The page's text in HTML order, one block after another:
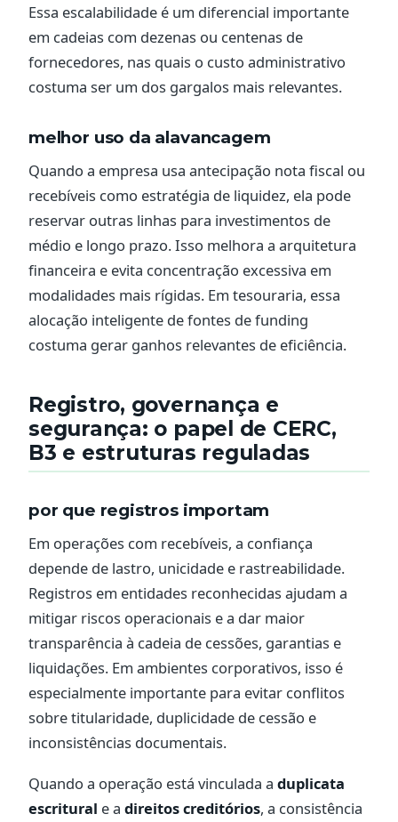
Essa escalabilidade é um diferencial importante
em cadeias com dezenas ou centenas de
fornecedores, nas quais o custo administrativo
costuma ser um dos gargalos mais relevantes.
melhor uso da alavancagem
Quando a empresa usa antecipação nota fiscal ou
recebíveis como estratégia de liquidez, ela pode
reservar outras linhas para investimentos de
médio e longo prazo. Isso melhora a arquitetura
financeira e evita concentração excessiva em
modalidades mais rígidas. Em tesouraria, essa
alocação inteligente de fontes de funding
costuma gerar ganhos relevantes de eficiência.
Registro, governança e
segurança: o papel de CERC,
B3 e estruturas reguladas
por que registros importam
Em operações com recebíveis, a confiança
depende de lastro, unicidade e rastreabilidade.
Registros em entidades reconhecidas ajudam a
mitigar riscos operacionais e a dar maior
transparência à cadeia de cessões, garantias e
liquidações. Em ambientes corporativos, isso é
especialmente importante para evitar conflitos
sobre titularidade, duplicidade de cessão e
inconsistências documentais.
Quando a operação está vinculada a duplicata
escritural e a direitos creditórios, a consistência